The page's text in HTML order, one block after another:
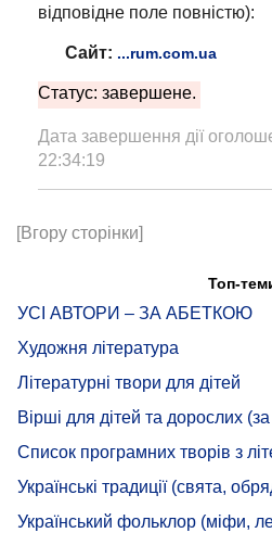
відповідне поле повністю):
Сайт: ...rum.com.ua
Статус: завершене.
Дата завершення дії
22:34:19
[Вгору сторінки]
Топ-
УСІ АВТОРИ – ЗА АБЕТКОЮ
Художня література
Літературні твори для дітей
Вірші для дітей та дорослих
Список програмних творів з
Українські традиції (свята,
Український фольклор (міфи,